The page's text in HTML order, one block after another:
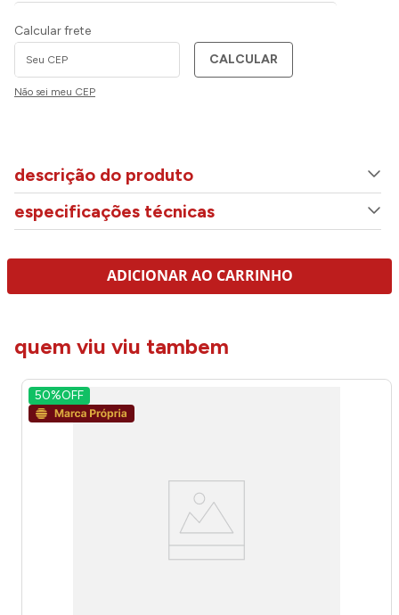
Calcular frete
CALCULAR
Não sei meu CEP
descrição do produto
especificações técnicas
ADICIONAR AO CARRINHO
quem viu viu tambem
50%OFF